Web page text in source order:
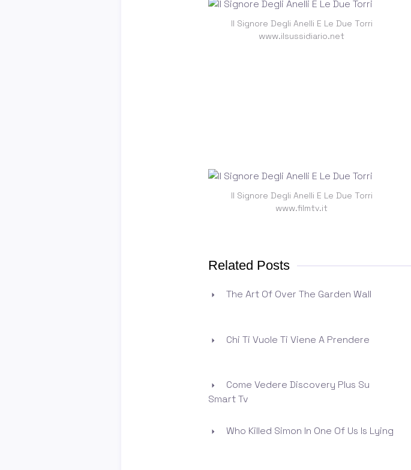
Il Signore Degli Anelli E Le Due Torri
www.ilsussidiario.net
Il Signore Degli Anelli E Le Due Torri
www.filmtv.it
Related Posts
The Art Of Over The Garden Wall
Chi Ti Vuole Ti Viene A Prendere
Come Vedere Discovery Plus Su
Smart Tv
Who Killed Simon In One Of Us Is Lying